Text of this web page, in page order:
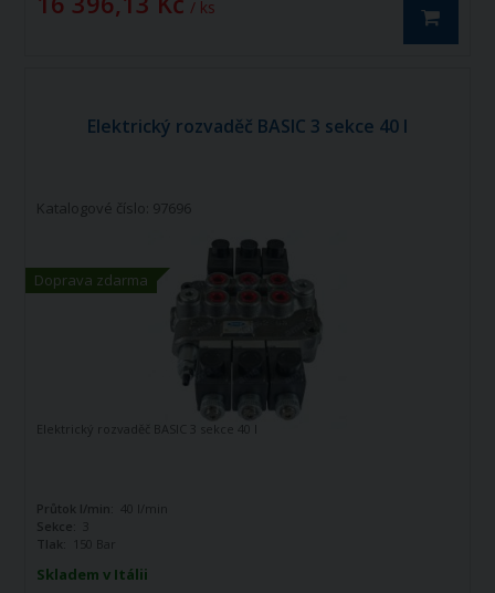
/ ks
Elektrický rozvaděč BASIC 3 sekce 40 l
Doprava zdarma
Katalogové číslo: 97696
Skladem v Itálii
Elektrický rozvaděč BASIC 3 sekce 40 l
Průtok l/min:
40 l/min
Sekce:
Tlak:
150 Bar